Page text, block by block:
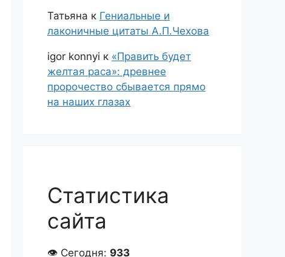
Татьяна к Гениальные и
лаконичные цитаты А.П.Чехова
igor konnyi к «Править будет
желтая раса»: древнее
пророчество сбывается прямо
на наших глазах
Статистика
сайта
👁 Сегодня: 933